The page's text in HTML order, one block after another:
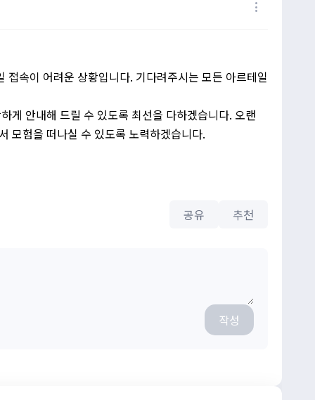
속이 어려운 상황입니다. 기다려주시는 모든 아르테일
게 안내해 드릴 수 있도록 최선을 다하겠습니다. 오랜
모험을 떠나실 수 있도록 노력하겠습니다.
공유 추천
작성